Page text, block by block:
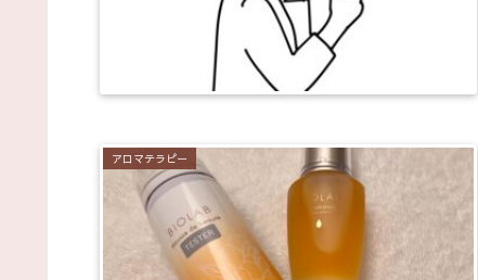
アロマテラピー